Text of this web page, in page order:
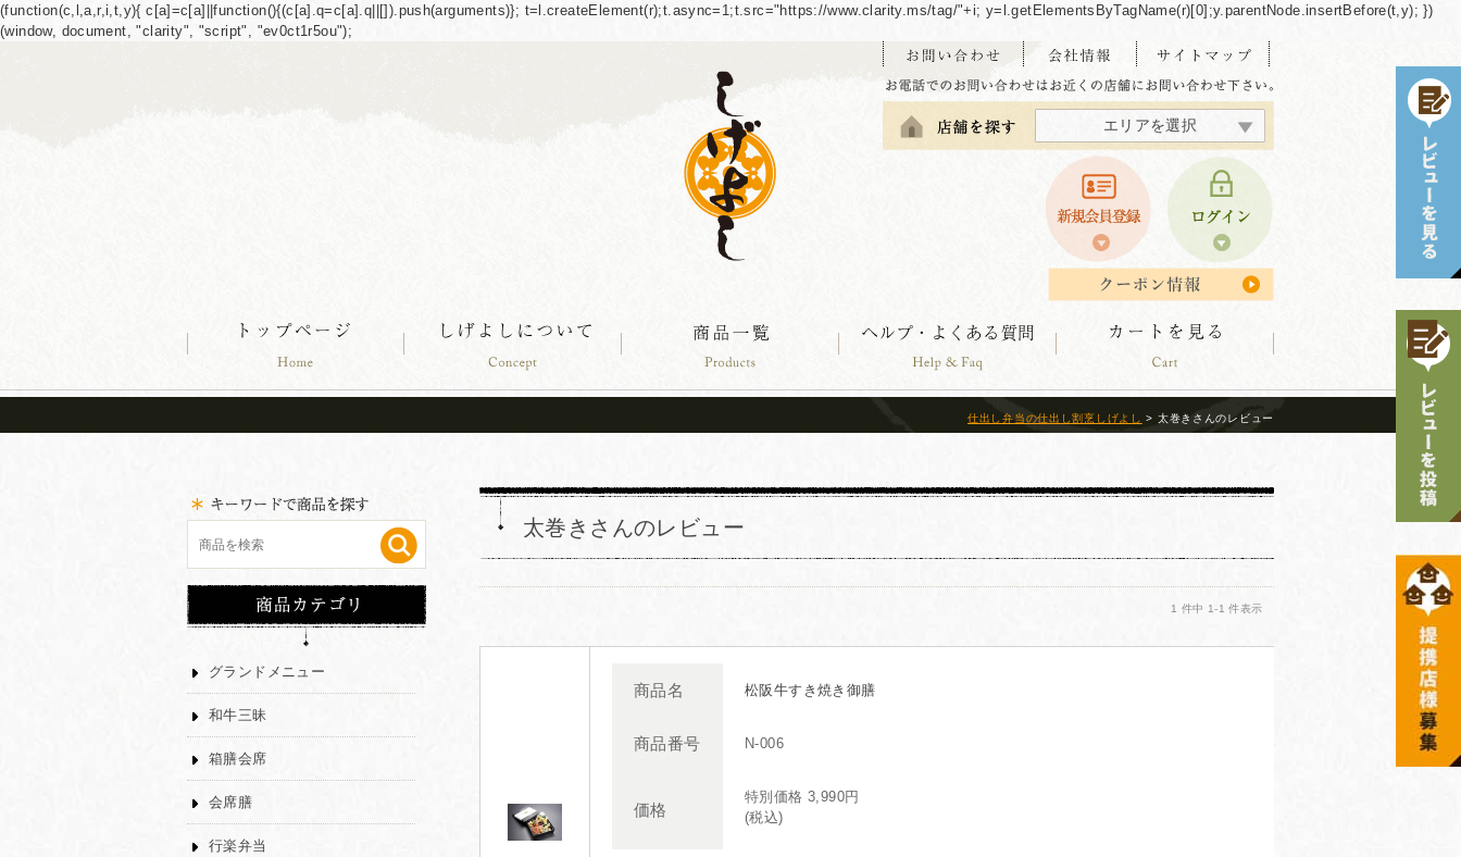
(function(c,l,a,r,i,t,y){ c[a]=c[a]||function(){(c[a].q=c[a].q||[]).push(arguments)}; t=l.createElement(r);t.async=1;t.src="https://www.clarity.ms/tag/"+i; y=l.getElementsByTagName(r)[0];y.parentNode.insertBefore(t,y); })
(window, document, "clarity", "script", "ev0ct1r5ou");
エリアを選択
北海道エリア
東北エリア
関東エリア
東海・北陸エリア
関西エリア
中四国エリア
九州エリア
沖縄エリア
仕出し弁当の仕出し割烹しげよし > 太巻きさんのレビュー
グランドメニュー
和牛三昧
箱膳会席
会席膳
行楽弁当
太巻きさんのレビュー
1 件中 1-1 件表示
商品名 松阪牛すき焼き御膳
商品番号 N-006
価格
特別価格 3,990円
(税込)